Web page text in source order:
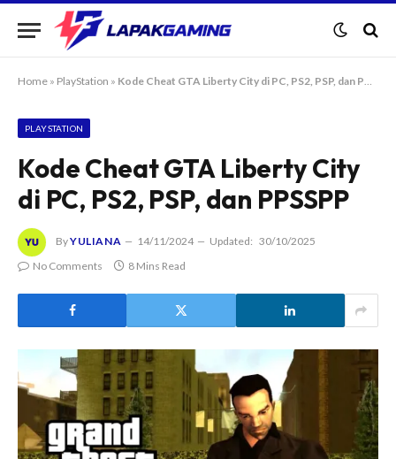
Home » PlayStation » Kode Cheat GTA Liberty City di PC, PS2, PSP, dan PPSSPP
PLAYSTATION
Kode Cheat GTA Liberty City
di PC, PS2, PSP, dan PPSSPP
ByYULIANA 14/11/2024 Updated: 30/10/2025
No Comments
8 Mins Read